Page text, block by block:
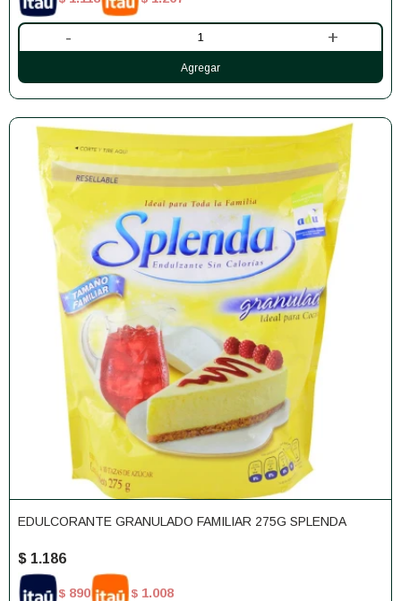
- +
EDULCORANTE GRANULADO FAMILIAR 275G SPLENDA
$ 1.186
$ 890 $ 1.008